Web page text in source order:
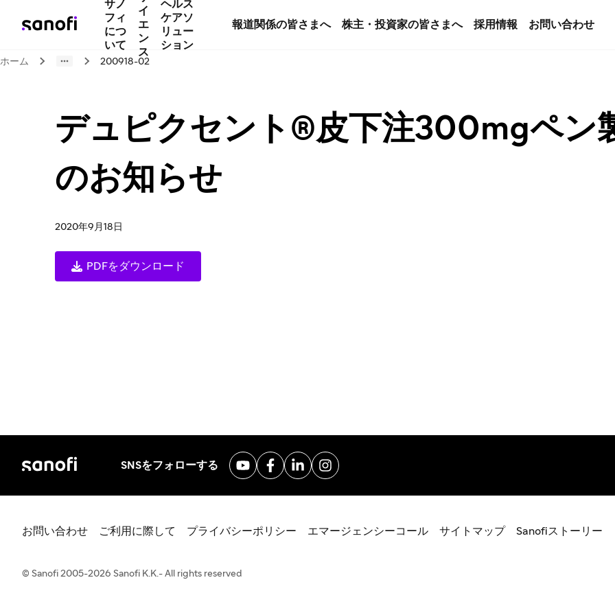
サノ
フィ
につ
いて
イ
エ
ン
ス
ヘルス
ケアソ
リュー
ション
報道関係の皆さまへ 株主・投資家の皆さまへ 採用情報 お問い合わせ
ホーム 200918-02
デュピクセント®皮下注300mgペン
のお知らせ
2020年9月18日
PDFをダウンロード
SNSをフォローする
お問い合わせ ご利用に際して プライバシーポリシー エマージェンシーコール サイトマップ Sanofiストーリー
© Sanofi 2005-2026 Sanofi K.K.- All rights reserved